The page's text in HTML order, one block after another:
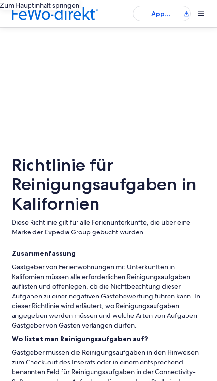
Zum Hauptinhalt springen
App
herunterladen
Richtlinie für
Reinigungsaufgaben in
Kalifornien
Diese Richtlinie gilt für alle Ferienunterkünfte, die über eine
Marke der Expedia Group gebucht wurden.
Zusammenfassung
Gastgeber von Ferienwohnungen mit Unterkünften in
Kalifornien müssen alle erforderlichen Reinigungsaufgaben
auflisten und offenlegen, ob die Nichtbeachtung dieser
Aufgaben zu einer negativen Gästebewertung führen kann. In
dieser Richtlinie wird erläutert, wo Reinigungsaufgaben
angegeben werden müssen und welche Arten von Aufgaben
Gastgeber von Gästen verlangen dürfen.
Wo listet man Reinigungsaufgaben auf?
Gastgeber müssen die Reinigungsaufgaben in den Hinweisen
zum Check-out des Inserats oder in einem entsprechend
benannten Feld für Reinigungsaufgaben in der Connectivity-